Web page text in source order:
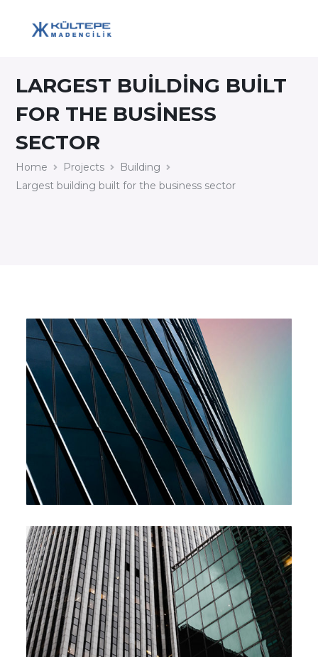
LARGEST BUILDING BUILT
FOR THE BUSINESS
SECTOR
Home Projects
Building
Largest building built for the business sector